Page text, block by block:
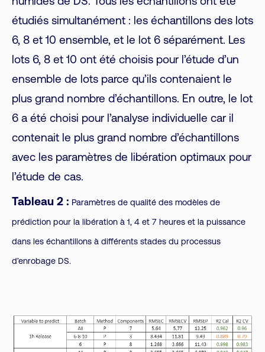
humides de DS. Tous les échantillons ont été
étudiés simultanément : les échantillons des lots
6, 8 et 10 ensemble, et le lot 6 séparément. Les
lots 6, 8 et 10 ont été choisis pour l’étude d’un
ensemble de lots parce qu’ils contenaient le
plus grand nombre d’échantillons. En outre, le lot
6 a été choisi pour l’analyse individuelle car il
contenait le plus grand nombre d’échantillons
avec les paramètres de libération optimaux pour
l’étude de cas.
Tableau 2 : Paramètres de qualité des modèles de
prédiction pour la libération à 1, 4 et 7 heures et la puissance
dans les échantillons à différents stades du processus
d’enrobage DS.